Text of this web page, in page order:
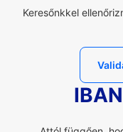
Keresőnkkel